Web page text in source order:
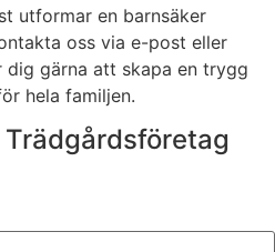
utformar en barnsäker
oss via e-post eller
gärna att skapa en trygg
hela familjen.